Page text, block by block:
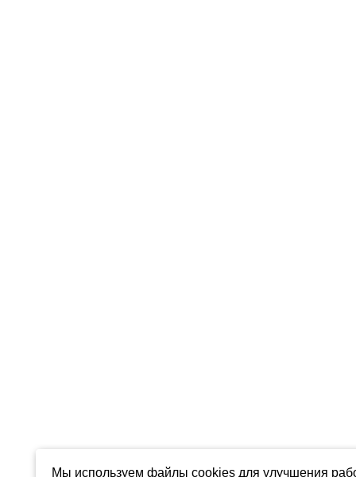
Мы используем файлы cookies для улучшения